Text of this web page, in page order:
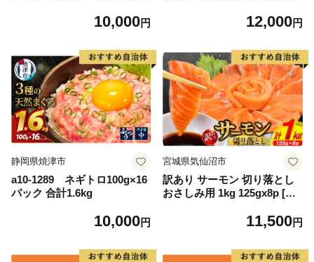
10,000円 12,000円
静岡県焼津市
a10-1289 ネギトロ100g×16
パック 合計1.6kg
10,000円
宮城県気仙沼市
訳あり サーモン 切り落とし
おさしみ用 1kg 125gx8p [足
4313] 魚 魚介類 鮭 お刺し身
介
11,500円